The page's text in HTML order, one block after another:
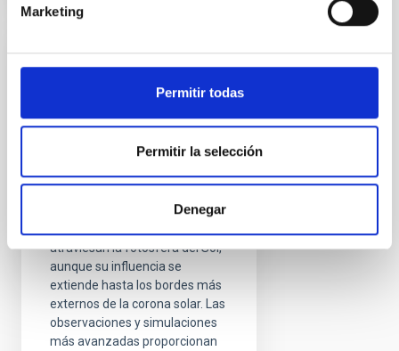
Marketing
Permitir todas
Permitir la selección
Denegar
RESULTADO DE
Una cavidad resonante
revelada con sismología
acumulaciones intensas de
atraviesan la fotosfera del Sol,
aunque su influencia se
extiende hasta los bordes más
externos de la corona solar. Las
observaciones y simulaciones
más avanzadas proporcionan